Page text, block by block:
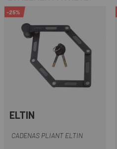
-25%
ELTIN
CADENAS PLIANT ELTIN